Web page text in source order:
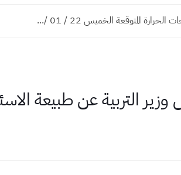
المتوقعة الخميس 22 / 01 /...
التربية عن طبيعة الاسئلة